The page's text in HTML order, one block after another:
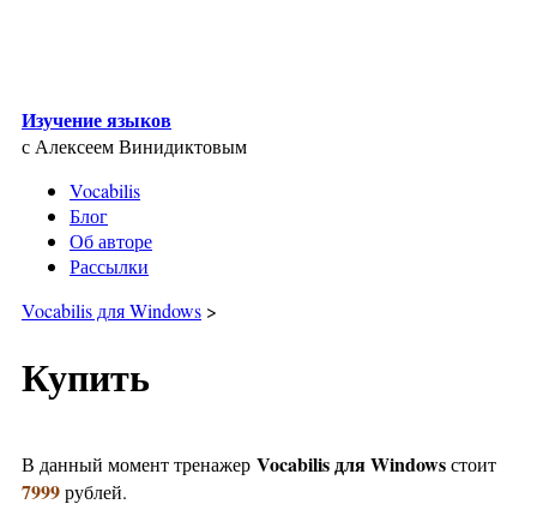
Изучение языков
с Алексеем Винидиктовым
Vocabilis
Блог
Об авторе
Рассылки
Vocabilis для Windows >
Купить
В данный момент тренажер Vocabilis для Windowsстоит
7999рублей.